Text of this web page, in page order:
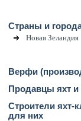
Страны и
Новая Зеландия
Верфи
Продавцы яхт и
Строители яхт-
для них